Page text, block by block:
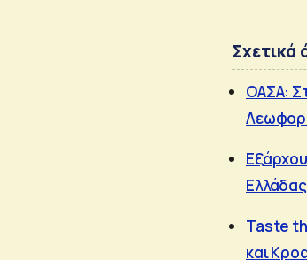
Σχετικά
ΟΑΣΑ:
Ελλάδας
Taste
και